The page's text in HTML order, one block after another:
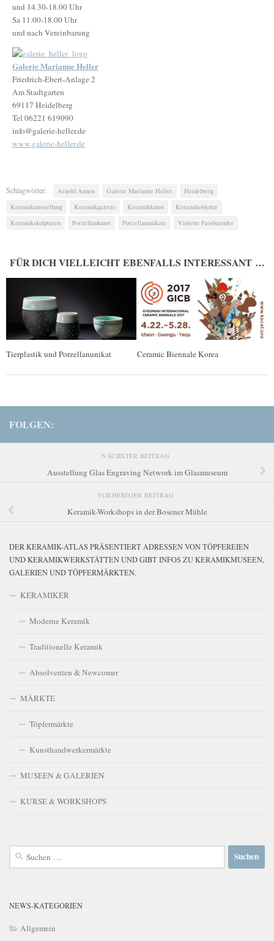
und 14.30-18.00 Uhr
Sa 11.00-18.00 Uhr
und nach Vereinbarung
Galerie Marianne Heller
Friedrich-Ebert-Anlage 2
Am Stadtgarten
69117 Heidelberg
Tel 06221 619090
info@galerie-heller.de
www.galerie-heller.de
Schlagwörter: Arnold Annen Galerie Marianne Heller
Heidelberg
Keramikausstellung
Keramikgalerie Keramikkunst
Keramikobjekte
Keramikskulpturen
Porzellankunst Porzellanunikate Violette Fassbaender
FÜR DICH VIELLEICHT EBENFALLS INTERESSANT …
Tierplastik und Porzellanunikat Ceramic Biennale Korea
FOLGEN:
NÄCHSTER BEITRAG
Ausstellung Glas Engraving Network im Glasmuseum
VORHERIGER BEITRAG
Keramik-Workshops in der Bosener Mühle
DER KERAMIK-ATLAS PRÄSENTIERT ADRESSEN VON TÖPFEREIEN
UND KERAMIKWERKSTÄTTEN UND GIBT INFOS ZU KERAMIKMUSEEN,
GALERIEN UND TÖPFERMÄRKTEN.
KERAMIKER
Moderne Keramik
Traditionelle Keramik
Absolventen & Newcomer
MÄRKTE
Töpfermärkte
Kunsthandwerkermärkte
MUSEEN & GALERIEN
KURSE & WORKSHOPS
Suchen
NEWS-KATEGORIEN
Allgemein